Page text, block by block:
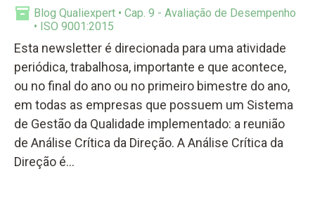
Blog Qualiexpert
Cap. 9 - Avaliação de Desempenho
ISO 9001:2015
Esta newsletter é direcionada para uma atividade
periódica, trabalhosa, importante e que acontece,
ou no final do ano ou no primeiro bimestre do ano,
em todas as empresas que possuem um Sistema
de Gestão da Qualidade implementado: a reunião
de Análise Crítica da Direção. A Análise Crítica da
Direção é…